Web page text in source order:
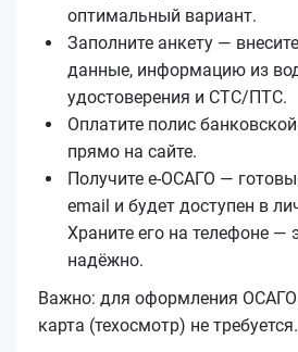
оптимальный вариант.
Заполните анкету —
данные, информацию из
удостоверения и СТС/ПТС.
Оплатите полис
прямо на сайте.
Получите е‑ОСАГО —
email и будет доступен в
Храните его на телефоне —
надёжно.
Важно: для оформления ОСАГО
карта (техосмотр) не требуется.